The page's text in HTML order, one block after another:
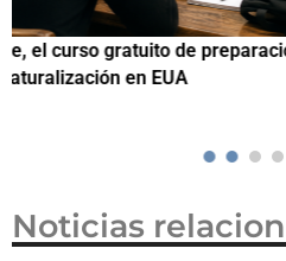
Si eres residente ingresa a
de preparación para el examen
Noticias